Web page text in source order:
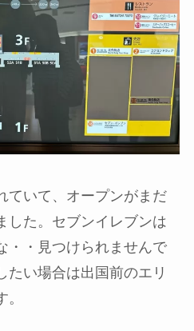
ていて、オープンがまだ
した。セブンイレブンは
・・見つけられませんで
たい場合は出国前のエリ